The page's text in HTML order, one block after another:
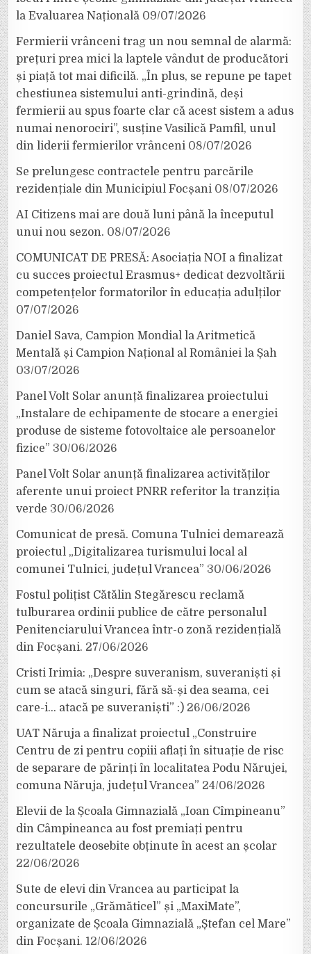
la Evaluarea Națională 09/07/2026
Fermierii vrânceni trag un nou semnal de alarmă:
prețuri prea mici la laptele vândut de producători
și piață tot mai dificilă. „În plus, se repune pe tapet
chestiunea sistemului anti-grindină, deși
fermierii au spus foarte clar că acest sistem a adus
numai nenorociri”, susține Vasilică Pamfil, unul
din liderii fermierilor vrânceni 08/07/2026
Se prelungesc contractele pentru parcările
rezidențiale din Municipiul Focșani 08/07/2026
AI Citizens mai are două luni până la începutul
unui nou sezon. 08/07/2026
COMUNICAT DE PRESĂ: Asociația NOI a finalizat
cu succes proiectul Erasmus+ dedicat dezvoltării
competențelor formatorilor în educația adulților
07/07/2026
Daniel Sava, Campion Mondial la Aritmetică
Mentală și Campion Național al României la Șah
03/07/2026
Panel Volt Solar anunță finalizarea proiectului
„Instalare de echipamente de stocare a energiei
produse de sisteme fotovoltaice ale persoanelor
fizice” 30/06/2026
Panel Volt Solar anunță finalizarea activităților
aferente unui proiect PNRR referitor la tranziția
verde 30/06/2026
Comunicat de presă. Comuna Tulnici demarează
proiectul „Digitalizarea turismului local al
comunei Tulnici, județul Vrancea” 30/06/2026
Fostul polițist Cătălin Stegărescu reclamă
tulburarea ordinii publice de către personalul
Penitenciarului Vrancea într-o zonă rezidențială
din Focșani. 27/06/2026
Cristi Irimia: „Despre suveranism, suveraniști și
cum se atacă singuri, fără să-și dea seama, cei
care-i… atacă pe suveraniști” :) 26/06/2026
UAT Năruja a finalizat proiectul „Construire
Centru de zi pentru copiii aflați în situație de risc
de separare de părinți în localitatea Podu Nărujei,
comuna Năruja, județul Vrancea” 24/06/2026
Elevii de la Școala Gimnazială „Ioan Cîmpineanu”
din Câmpineanca au fost premiați pentru
rezultatele deosebite obținute în acest an școlar
22/06/2026
Sute de elevi din Vrancea au participat la
concursurile „Grămăticel” și „MaxiMate”,
organizate de Școala Gimnazială „Ștefan cel Mare”
din Focșani. 12/06/2026